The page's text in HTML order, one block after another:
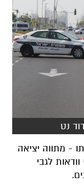
נט
- מתווה יציאה
לגבי